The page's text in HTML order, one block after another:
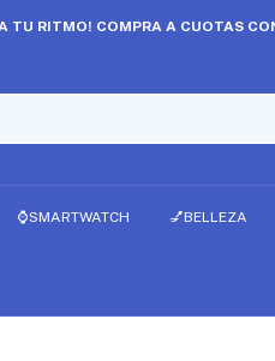
TU RITMO! COMPRA A CUOTAS
⌚SMARTWATCH 💅BELLEZA